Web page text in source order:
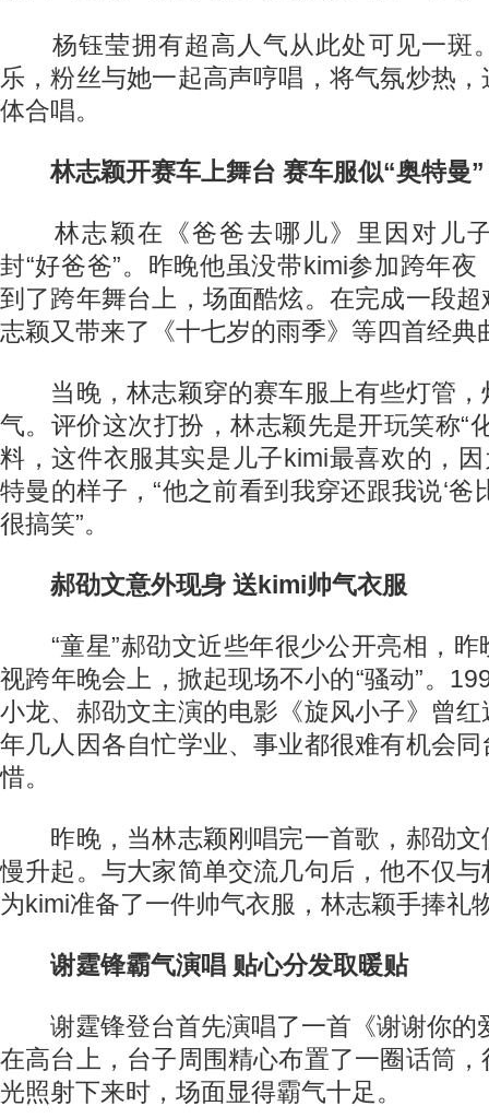
杨钰莹拥有超高人气从此处可见一斑
乐，粉丝与她一起高声哼唱，将气氛炒热
体合唱。
林志颖开赛车上舞台 赛车服似“奥特曼”
林志颖在《爸爸去哪儿》里因对儿子
封“好爸爸”。昨晚他虽没带kimi参加跨年
到了跨年舞台上，场面酷炫。在完成一段
志颖又带来了《十七岁的雨季》等四首经典
当晚，林志颖穿的赛车服上有些灯管，
气。评价这次打扮，林志颖先是开玩笑称“
料，这件衣服其实是儿子kimi最喜欢的，
特曼的样子，“他之前看到我穿还跟我说‘爸
很搞笑”。
郝劭文意外现身 送kimi帅气衣服
“童星”郝劭文近些年很少公开亮相，昨
视跨年晚会上，掀起现场不小的“骚动”。
小龙、郝劭文主演的电影《旋风小子》曾
年几人因各自忙学业、事业都很难有机会
惜。
昨晚，当林志颖刚唱完一首歌，郝劭文
慢升起。与大家简单交流几句后，他不仅
为kimi准备了一件帅气衣服，林志颖手捧礼
谢霆锋霸气演唱 贴心分发取暖贴
谢霆锋登台首先演唱了一首《谢谢你的
在高台上，台子周围精心布置了一圈话筒
光照射下来时，场面显得霸气十足。